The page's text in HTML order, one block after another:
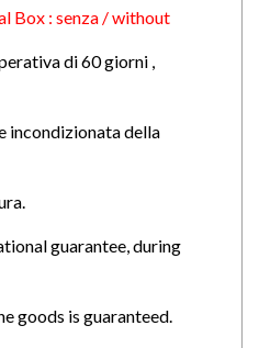
Box : senza / without
di 60 giorni ,
incondizionata della
guarantee, during
goods is guaranteed.